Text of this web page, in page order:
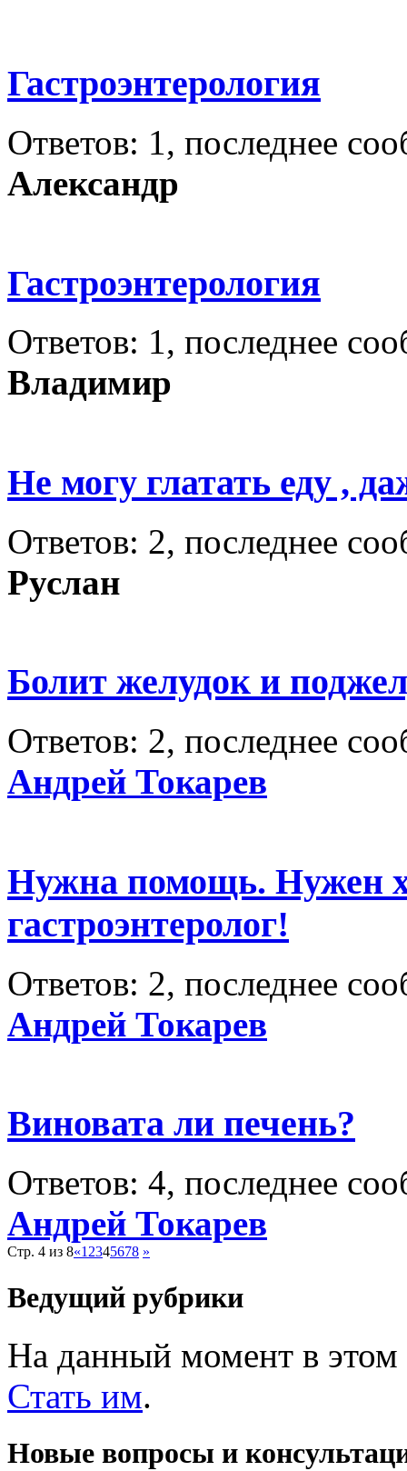
Гастроэнтерология
Ответов: 1, последнее
Александр
Гастроэнтерология
Ответов: 1, последнее
Владимир
Не могу глатать еду ,
Ответов: 2, последнее
Руслан
Болит желудок и
Ответов: 2, последнее
Андрей Токарев
Нужна помощь. Нужен
гастроэнтеролог!
Ответов: 2, последнее
Андрей Токарев
Виновата ли печень?
Ответов: 4, последнее
Андрей Токарев
Стр. 4 из 8«1 2345678 »
Ведущий рубрики
На данный момент в этом
Стать им.
Новые вопросы и